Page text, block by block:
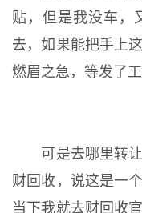
贴，但是我没车，
去，如果能把手上
燃眉之急，等发了
可是去哪里转让
财回收，说这是一
当下我就去财回收